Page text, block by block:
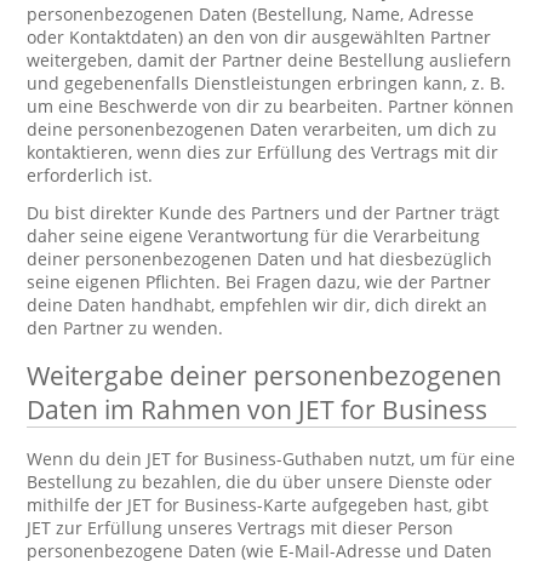
personenbezogenen Daten (Bestellung, Name, Adresse
oder Kontaktdaten) an den von dir ausgewählten Partner
weitergeben, damit der Partner deine Bestellung ausliefern
und gegebenenfalls Dienstleistungen erbringen kann, z. B.
um eine Beschwerde von dir zu bearbeiten. Partner können
deine personenbezogenen Daten verarbeiten, um dich zu
kontaktieren, wenn dies zur Erfüllung des Vertrags mit dir
erforderlich ist.
Du bist direkter Kunde des Partners und der Partner trägt
daher seine eigene Verantwortung für die Verarbeitung
deiner personenbezogenen Daten und hat diesbezüglich
seine eigenen Pflichten. Bei Fragen dazu, wie der Partner
deine Daten handhabt, empfehlen wir dir, dich direkt an
den Partner zu wenden.
Weitergabe deiner personenbezogenen
Daten im Rahmen von JET for Business
Wenn du dein JET for Business-Guthaben nutzt, um für eine
Bestellung zu bezahlen, die du über unsere Dienste oder
mithilfe der JET for Business-Karte aufgegeben hast, gibt
JET zur Erfüllung unseres Vertrags mit dieser Person
personenbezogene Daten (wie E-Mail-Adresse und Daten